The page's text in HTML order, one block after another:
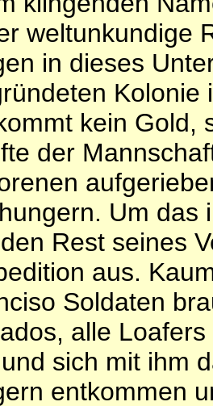
weltunkundige
in dieses
Kolonie
kein Gold,
der
Um das
Rest seines
aus.
Soldaten
alle
sich mit ihm
entkommen